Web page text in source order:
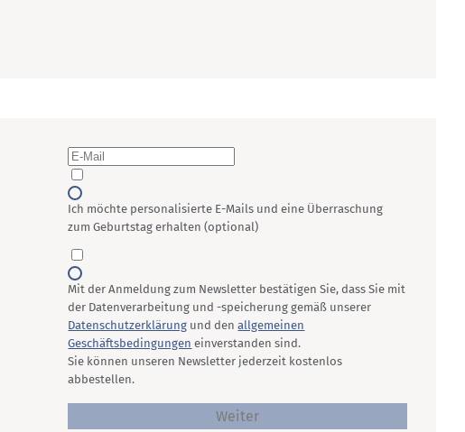
Ich möchte personalisierte E-Mails und eine Überraschung
zum Geburtstag erhalten (optional)
Mit der Anmeldung zum Newsletter bestätigen Sie, dass Sie mit
der Datenverarbeitung und -speicherung gemäß unserer
Datenschutzerklärung und denallgemeinen
Geschäftsbedingungen einverstanden sind.
Sie können unseren Newsletter jederzeit kostenlos
abbestellen.
Weiter